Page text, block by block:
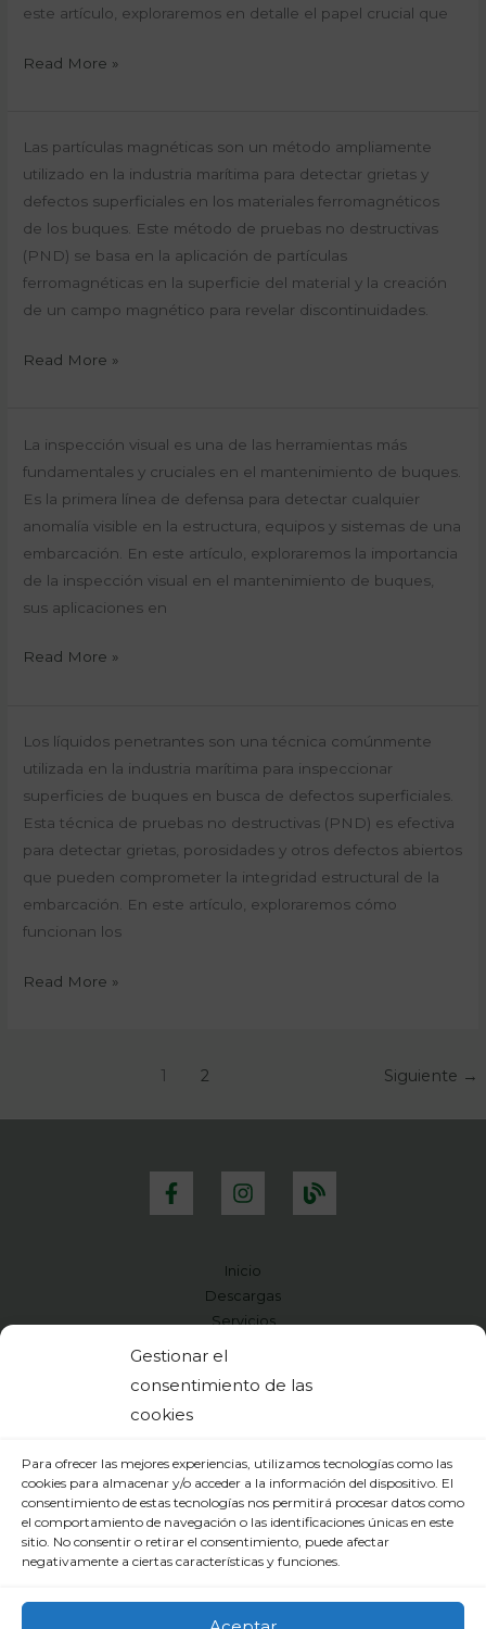
Gestionar el
consentimiento de las
cookies
Para ofrecer las mejores experiencias, utilizamos tecnologías como las
cookies para almacenar y/o acceder a la información del dispositivo. El
consentimiento de estas tecnologías nos permitirá procesar datos como
el comportamiento de navegación o las identificaciones únicas en este
sitio. No consentir o retirar el consentimiento, puede afectar
negativamente a ciertas características y funciones.
este artículo, exploraremos en detalle el papel crucial que
El
Crucial
Pruebas
de
Gases
Read More »
Las partículas magnéticas son un método ampliamente
utilizado en la industria marítima para detectar grietas y
defectos superficiales en los materiales ferromagnéticos
de los buques. Este método de pruebas no destructivas
(PND) se basa en la aplicación de partículas
ferromagnéticas en la superficie del material y la creación
de un campo magnético para revelar discontinuidades.
Partículas
Magnéticas:
Un
Método
Eficaz
para
Detectar
en
Read More »
La inspección visual es una de las herramientas más
fundamentales y cruciales en el mantenimiento de buques.
Es la primera línea de defensa para detectar cualquier
anomalía visible en la estructura, equipos y sistemas de una
embarcación. En este artículo, exploraremos la importancia
de la inspección visual en el mantenimiento de buques,
sus aplicaciones en
Inspección
Visual:
La
Primera
Línea
de
Defensa
el
Buques
Read More »
Los líquidos penetrantes son una técnica comúnmente
utilizada en la industria marítima para inspeccionar
superficies de buques en busca de defectos superficiales.
Esta técnica de pruebas no destructivas (PND) es efectiva
para detectar grietas, porosidades y otros defectos abiertos
que pueden comprometer la integridad estructural de la
embarcación. En este artículo, exploraremos cómo
funcionan los
Líquidos
Penetrantes:
Técnica
de
Inspección
en
Superficies
de
Read More »
1 2 Siguiente →
Inicio
Descargas
Servicios
Presupuesto
Calidad Medioambiental
Diseño y Servicio Web TechLyG